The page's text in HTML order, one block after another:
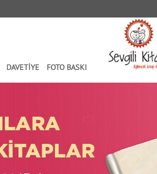
DAVETİYE FOTO BASKI